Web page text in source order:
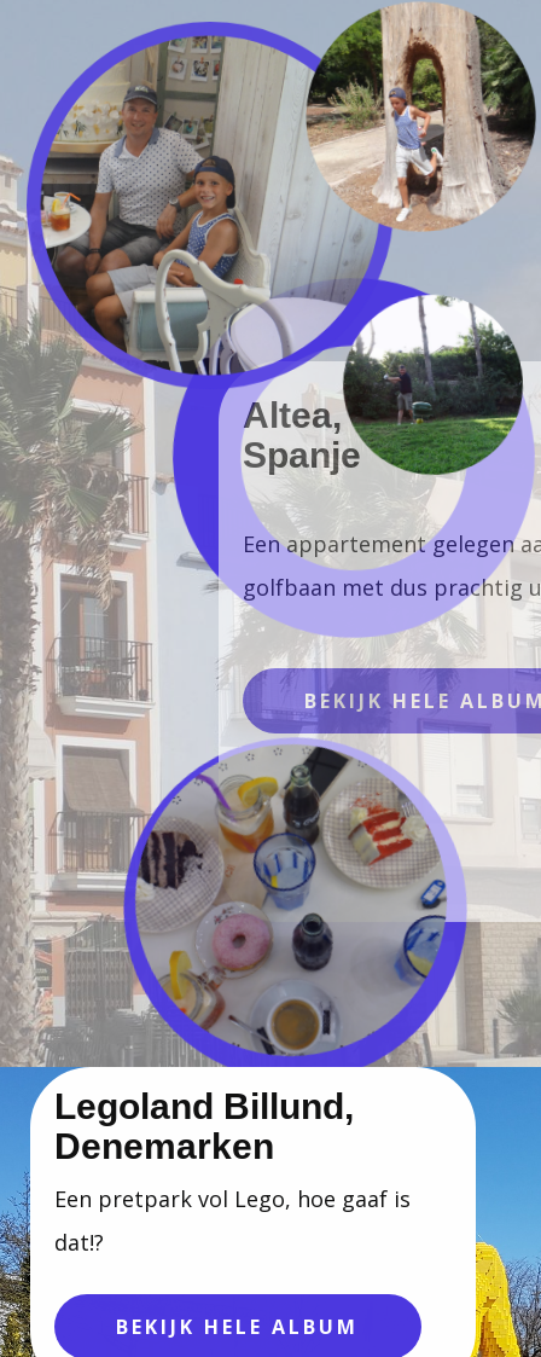
Altea,
Spanje
Een appartement gelegen aan een
golfbaan met dus prachtig uitzicht.
BEKIJK HELE ALBUM
Legoland Billund,
Denemarken
Een pretpark vol Lego, hoe gaaf is
dat!?
BEKIJK HELE ALBUM